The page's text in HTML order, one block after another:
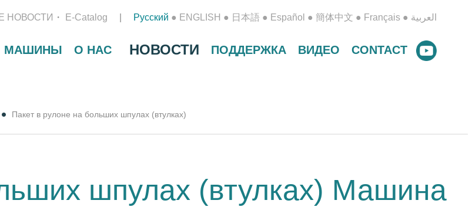
Русский ● ENGLISH ● 日本語 ● Español ● 簡体中文 ● Français ● العربية Е НОВОСТИ E-Catalog
МАШИНЫ О НАС НОВОСТИ ПОДДЕРЖКА ВИДЕО CONTACT
Пакет в рулоне на больших шпулах (втулках)
шпулах (втулках) Машина